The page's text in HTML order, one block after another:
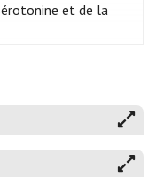
et de la